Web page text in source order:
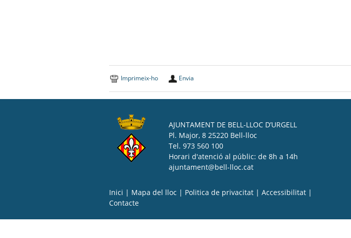
Imprimeix-ho Envia
AJUNTAMENT DE BELL-LLOC D’URGELL
Pl. Major, 8 25220 Bell-lloc
Tel. 973 560 100
Horari d'atenció al públic: de 8h a 14h
ajuntament@bell-lloc.cat
Inici | Mapa del lloc | Politica de privacitat | Accessibilitat |
Contacte